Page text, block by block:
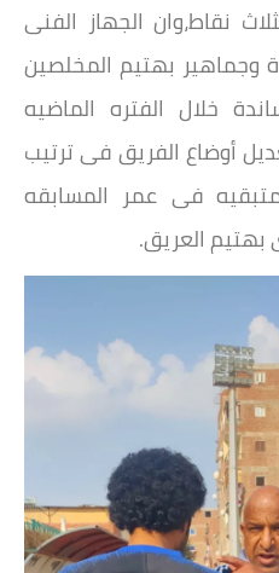
نقاط،وان الجهاز الفنى
وجماهير بهتيم المخلصين
خلال الفتره الماضيه
أوضاع الفريق فى ترتيب
فى عمر المسابقه
بهتيم العريق.